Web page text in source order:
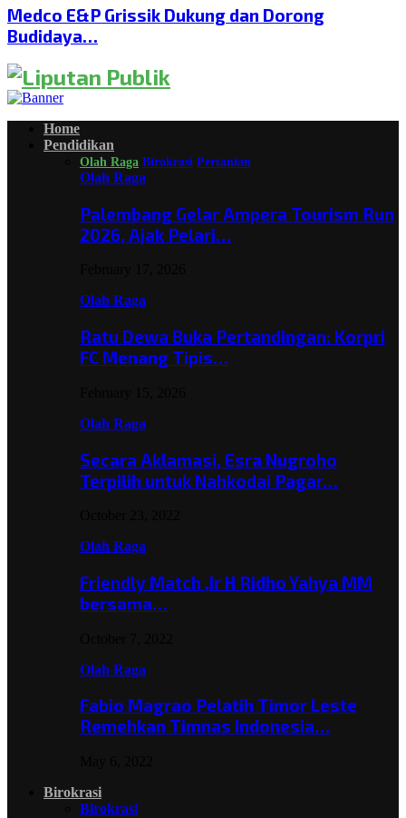
Medco E&P Grissik Dukung dan Dorong
Budidaya…
Home
Pendidikan
Olah Raga Birokrasi Pertanian
Olah Raga
Palembang Gelar Ampera Tourism Run
2026, Ajak Pelari…
Olah Raga
Ratu Dewa Buka Pertandingan: Korpri
FC Menang Tipis…
Olah Raga
Secara Aklamasi, Esra Nugroho
Terpilih untuk Nahkodai Pagar…
Olah Raga
Friendly Match ,Ir H Ridho Yahya MM
bersama…
Olah Raga
Fabio Magrao Pelatih Timor Leste
Remehkan Timnas Indonesia…
Birokrasi
Birokrasi